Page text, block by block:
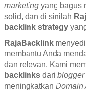
marketingyang bagus
solid, dan di sinilah
backlink strategy
RajaBacklink
membantu Anda
dan relevan. Kami
backlinksdari blogger
meningkatkan Domain